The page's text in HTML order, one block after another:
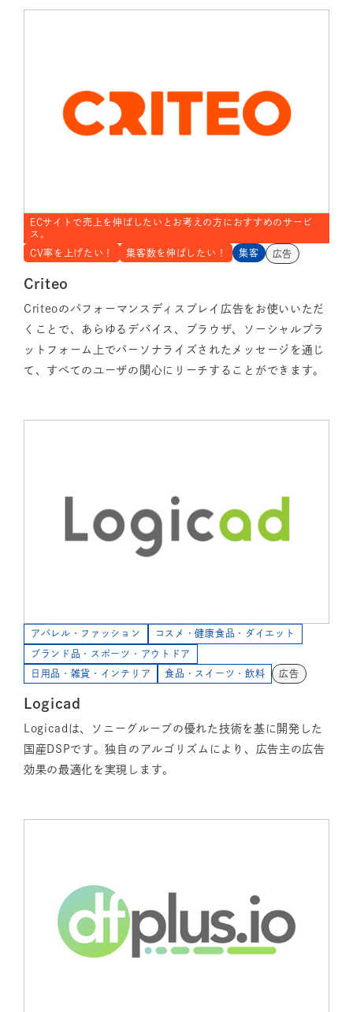
ECサイトで売上を伸ばしたいとお考えの方におすすめのサービ
ス。
CV率を上げたい！
集客数を伸ばしたい！ 集客 広告
Criteo
Criteoのパフォーマンスディスプレイ広告をお使いいただ
くことで、あらゆるデバイス、ブラウザ、ソーシャルプラ
ットフォーム上でパーソナライズされたメッセージを通じ
て、すべてのユーザの関心にリーチすることができます。
アパレル・ファッション コスメ・健康食品・ダイエット
ブランド品・スポーツ・アウトドア
日用品・雑貨・インテリア 食品・スイーツ・飲料 広告
Logicad
Logicadは、ソニーグループの優れた技術を基に開発した
国産DSPです。独自のアルゴリズムにより、広告主の広告
効果の最適化を実現します。